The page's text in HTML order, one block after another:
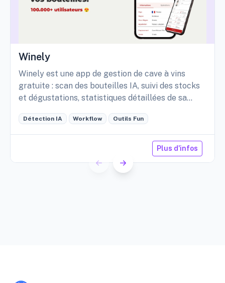
Winely
Winely est une app de gestion de cave à vins
gratuite : scan des bouteilles IA, suivi des stocks
et dégustations, statistiques détaillées de sa
Détection IA Workflow Outils Fun
Plus d'infos